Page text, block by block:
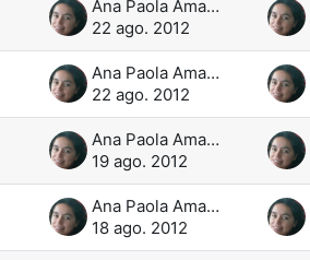
Ana Paola Amadeo
22 ago. 2012
Ana Paola Amadeo
22 ago. 2012
Ana Paola Amadeo
19 ago. 2012
Ana Paola Amadeo
18 ago. 2012